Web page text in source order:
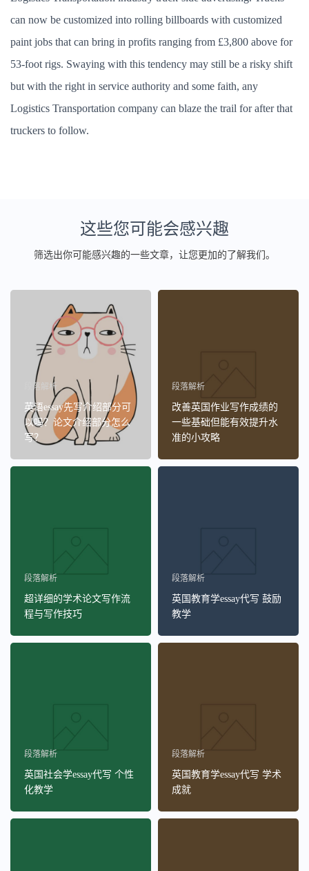
can now be customized into rolling billboards with customized
paint jobs that can bring in profits ranging from £3,800 above for
53-foot rigs. Swaying with this tendency may still be a risky shift
but with the right in service authority and some faith, any
Logistics Transportation company can blaze the trail for after that
truckers to follow.
这些您可能会感兴趣
筛选出你可能感兴趣的一些文章，让您更加的了解我们。
段落解析
英语essay先写介绍部分可
以吗？论文介绍部分怎么
写？
段落解析
改善英国作业写作成绩的
一些基础但能有效提升水
准的小攻略
段落解析
超详细的学术论文写作流
程与写作技巧
段落解析
英国教育学essay代写 鼓励
教学
段落解析
英国社会学essay代写 个性
化教学
段落解析
英国教育学essay代写 学术
成就